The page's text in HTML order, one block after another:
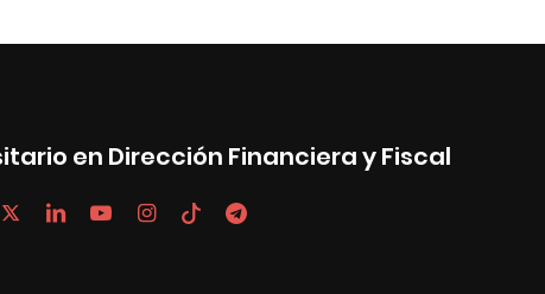
en Dirección Financiera y Fiscal